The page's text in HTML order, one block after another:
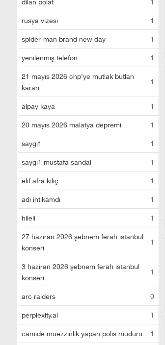
dilan polat 1
rusya vizesi 1
spider-man brand new day 1
yenilenmiş telefon 1
21 mayıs 2026 chp'ye mutlak butlan
kararı
1
alpay kaya 1
20 mayıs 2026 malatya depremi 1
saygı1 1
saygı1 mustafa sandal 1
elif afra kılıç 1
adı intikamdı 1
hileli 1
27 haziran 2026 şebnem ferah istanbul
konseri
1
3 haziran 2026 şebnem ferah istanbul
konseri
1
arc raiders 0
perplexity.ai 1
camide müezzinlik yapan polis müdürü 1